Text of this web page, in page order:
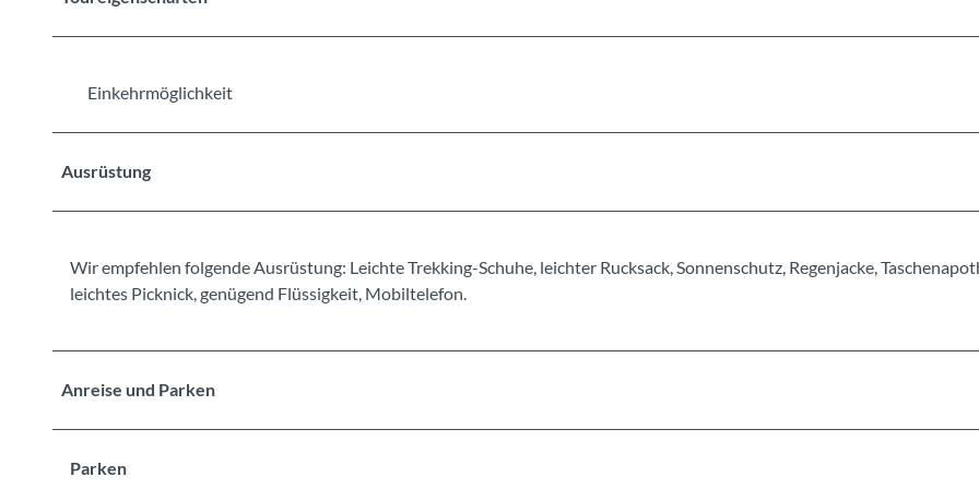
Einkehrmöglichkeit
Ausrüstung
Wir empfehlen folgende Ausrüstung: Leichte Trekking-Schuhe, leichter Rucksack, Sonnenschutz, Regenjacke,
leichtes Picknick, genügend Flüssigkeit, Mobiltelefon.
Anreise und Parken
Parken